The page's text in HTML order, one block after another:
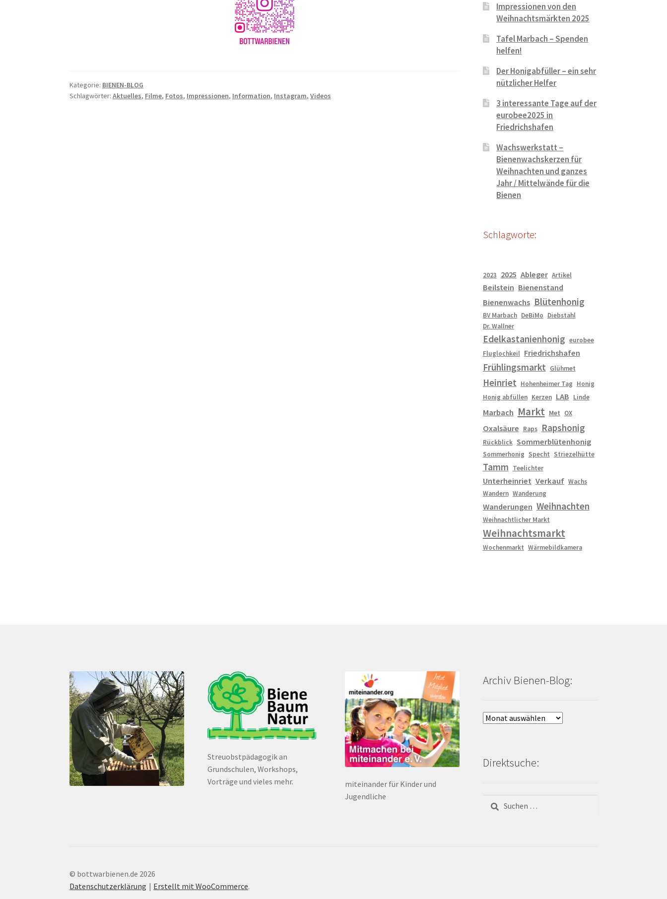
Kategorie: BIENEN-BLOG
Schlagwörter:Aktuelles, Filme, Fotos, Impressionen, Information, Instagram,Videos
Impressionen von den
Weihnachtsmärkten 2025
Tafel Marbach – Spenden
helfen!
Der Honigabfüller – ein sehr
nützlicher Helfer
3 interessante Tage auf der
eurobee2025 in
Friedrichshafen
Wachswerkstatt –
Bienenwachskerzen für
Weihnachten und ganzes
Jahr / Mittelwände für die
Bienen
Schlagworte:
2023 2025 Ableger Artikel
Beilstein Bienenstand
Bienenwachs Blütenhonig
BV Marbach DeBiMo Diebstahl
Dr. Wallner
Edelkastanienhonig eurobee
Fluglochkeil Friedrichshafen
Frühlingsmarkt Glühmet
Heinriet Hohenheimer Tag Honig
Honig abfüllen Kerzen LAB Linde
Marbach Markt Met OX
Oxalsäure Raps Rapshonig
Rückblick Sommerblütenhonig
Sommerhonig Specht Striezelhütte
Tamm Teelichter
Unterheinriet Verkauf Wachs
Wandern Wanderung
Wanderungen Weihnachten
Weihnachtlicher Markt
Weihnachtsmarkt
Wochenmarkt Wärmebildkamera
Streuobstpädagogik an
Grundschulen, Workshops,
Vorträge und vieles mehr.
miteinander für Kinder und
Jugendliche
Archiv Bienen-Blog:
Archiv
Direktsuche:
nach:
© bottwarbienen.de 2026
Datenschutzerklärung
Erstellt mit WooCommerce.